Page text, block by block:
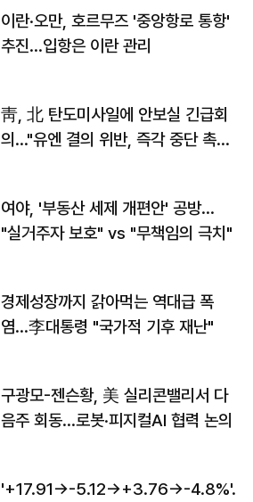
이란·오만, 호르무즈 '중앙항로 통항'
추진…입항은 이란 관리
靑, 北 탄도미사일에 안보실 긴급회
의…"유엔 결의 위반, 즉각 중단 촉
여야, '부동산 세제 개편안' 공방…
"실거주자 보호" vs "무책임의 극치"
경제성장까지 갉아먹는 역대급 폭
염…李대통령 "국가적 기후 재난"
구광모-젠슨황, 美 실리콘밸리서 다
음주 회동…로봇·피지컬AI 협력 논의
'+17.91→-5.12→+3.76→-4.8%'…'